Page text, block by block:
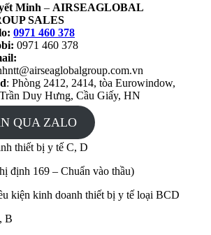
Minh – AIRSEAGLOBAL
SALES
0971 460 378
0971 460 378
: Phòng 2412, 2414, tòa Eurowindow,
Duy Hưng, Cầu Giấy, HN
QUA ZALO
thiết bị y tế C, D
định 169 – Chuẩn vào thầu)
kiện kinh doanh thiết bị y tế loại BCD
B